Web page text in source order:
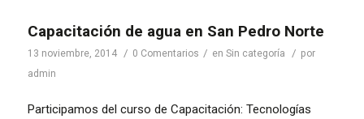
Capacitación de agua en San Pedro Norte
13 noviembre, 2014 / 0 Comentarios / en Sin categoría / por
admin
Participamos del curso de Capacitación: Tecnologías